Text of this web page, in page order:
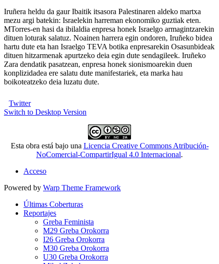
Iruñera heldu da gaur Ibaitik itsasora Palestinaren aldeko martxa
mezu argi batekin: Israelekin harreman ekonomiko guztiak eten.
MTorres-en hasi da ibilaldia enpresa honek Israelgo armagintzarekin
dituen loturak salatuz. Noainen harrera egin ondoren, Iruñeko bidea
hartu dute eta han Israelgo TEVA botika enpresarekin Osasunbideak
dituen hitzarmenak apurtzeko deia egin dute sendagileek. Iruñeko
Zara dendatik pasatzean, enpresa honek sionismoarekin duen
konplizidadea ere salatu dute manifestariek, eta marka hau
boikoteatzeko deia luzatu dute.
Twitter
Switch to Desktop Version
Esta obra está bajo una Licencia Creative Commons Atribución-
NoComercial-CompartirIgual 4.0 Internacional.
Acceso
Powered by Warp Theme Framework
Últimas Coberturas
Reportajes
Greba Feminista
M29 Greba Orokorra
I26 Greba Orokorra
M30 Greba Orokorra
U30 Greba Orokorra